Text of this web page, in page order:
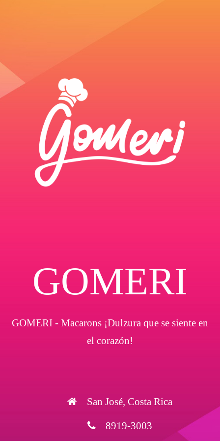
GOMERI
GOMERI - Macarons ¡Dulzura que se siente en
el corazón!
San José, Costa Rica
8919-3003